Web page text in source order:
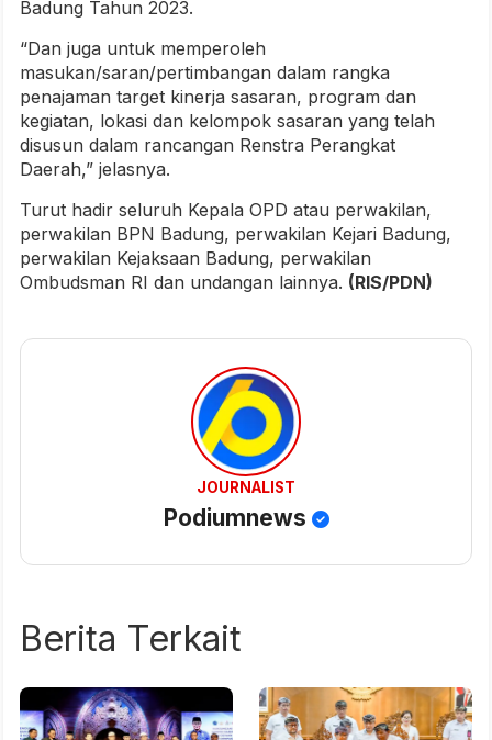
Badung Tahun 2023.
“Dan juga untuk memperoleh
masukan/saran/pertimbangan dalam rangka
penajaman target kinerja sasaran, program dan
kegiatan, lokasi dan kelompok sasaran yang telah
disusun dalam rancangan Renstra Perangkat
Daerah,” jelasnya.
Turut hadir seluruh Kepala OPD atau perwakilan,
perwakilan BPN Badung, perwakilan Kejari Badung,
perwakilan Kejaksaan Badung, perwakilan
Ombudsman RI dan undangan lainnya. (RIS/PDN)
JOURNALIST
Podiumnews
Berita Terkait